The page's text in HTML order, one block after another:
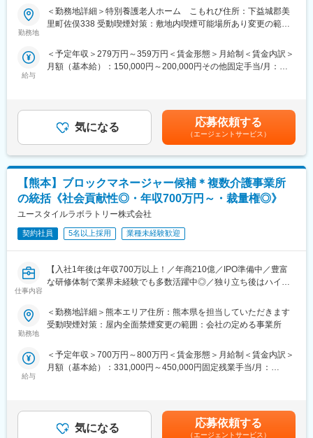
介護職として、ケアマネジャー、看護スタッフと協力しながら入
居者様の日々の生活を支援して頂きます。
・排泄介護、食事介助、服薬介助
・入浴・身体の清拭・シャワー浴
・病院受診時の送迎および付き添いなど
※上記業務は、手順が書かれたシートを確認しながら実施するた
め、時間帯ごとの業務を把握しやすく、漏れなく業務を遂行でき
ます。
長い人生を歩んで来られた先輩方に、暖かくやさしい心をもっ
て、「おもてなし」を提供し、日々おだやかで楽しくすごして頂
けるように、サポートを行います。
■研修制度：
く、一貫した指導で独り立ちまでが早いのも特徴です。
また、現場にタブレット端末を導入し、ICT化による作業効率を上
理解してくれる仲間たちが多いので、相談もしやすく働きやすい
環境です。
■働き方：
希望を考慮しながらにはなりますが、連休を取ることや有給も取
得することが可能です。
夜勤については1か月のうち5日程度ございますが、夜勤手当を支
勤務地
＜勤務地詳細＞特別養護老人ホーム こもれび住所：下益城郡美
里町佐俣338 受動喫煙対策：敷地内喫煙可能場所あり変更の範
給与
＜予定年収＞279万円～359万円＜賃金形態＞月給制＜賃金内訳＞
月額（基本給）：150,000円～200,000円その他固定手当/月：
用期間時は3,000円/回)※月5回程度を想定※処遇改善手当：14,000
円～20,000円/月※処遇改善特例手当8,000円/月賃金はあくまでも
目安の金額であり、選考を通じて上下する可能性があります。月
給(月額)は固定手当を含めた表記です。
気になる 応募依頼する
（エージェントサービス）
【熊本】ブロックマネージャー候補＊複数介護事業所
の統括《社会貢献性◎・年収700万円～・裁量権◎》
ユースタイルラボラトリー株式会社
契約社員 5名以上採用 業種未経験歓迎
仕事内容
【入社1年後は年収700万以上！／年商210億／IPO準備中／豊富
な研修体制で業界未経験でも多数活躍中◎／独り立ち後はハイブ
重度障害のある方や高齢者の方等に医療的ケアサービスを行う訪
問介護事業を提供する当社にて、複数の都道府県を束ねたブロッ
ジャー候補を募集します。
★下記インタビューをぜひご覧ください！
・部門の運営、売上管理
・営業活動
勤務地
＜勤務地詳細＞熊本エリア住所：熊本県を担当していただきます
受動喫煙対策：屋内全面禁煙変更の範囲：会社の定める事業所
給与
＜予定年収＞700万円～800万円＜賃金形態＞月給制＜賃金内訳＞
月額（基本給）：331,000円～450,000円固定残業手当/月：
有■賞与：年2回※前職給与を考慮※経験・スキル・スタートポジシ
ョンにおいて異なる※評価により昇格・昇給あり※エリアにより地
気になる 応募依頼する
（エージェントサービス）